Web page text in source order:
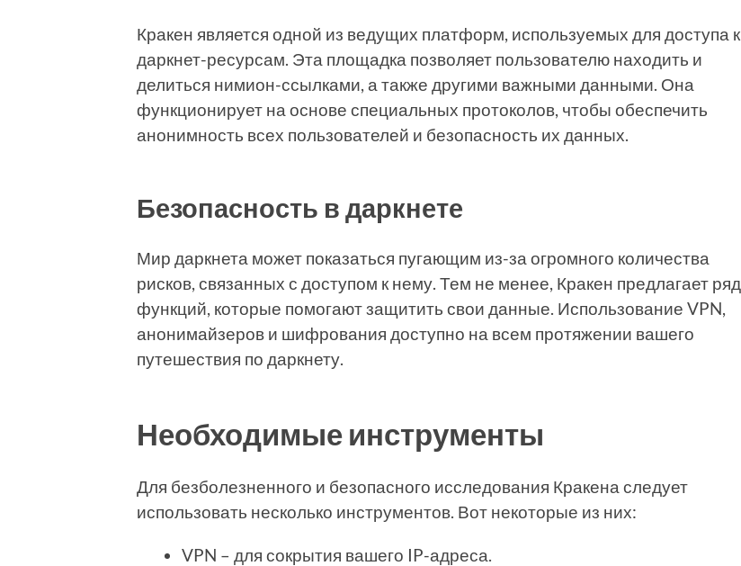
Кракен является одной из ведущих платформ, используемых для доступа к
даркнет-ресурсам. Эта площадка позволяет пользователю находить и
делиться нимион-ссылками, а также другими важными данными. Она
функционирует на основе специальных протоколов, чтобы обеспечить
анонимность всех пользователей и безопасность их данных.
Безопасность в даркнете
Мир даркнета может показаться пугающим из-за огромного количества
рисков, связанных с доступом к нему. Тем не менее, Кракен предлагает ряд
функций, которые помогают защитить свои данные. Использование VPN,
анонимайзеров и шифрования доступно на всем протяжении вашего
путешествия по даркнету.
Необходимые инструменты
Для безболезненного и безопасного исследования Кракена следует
использовать несколько инструментов. Вот некоторые из них:
VPN – для сокрытия вашего IP-адреса.